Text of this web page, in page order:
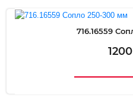
716.16559